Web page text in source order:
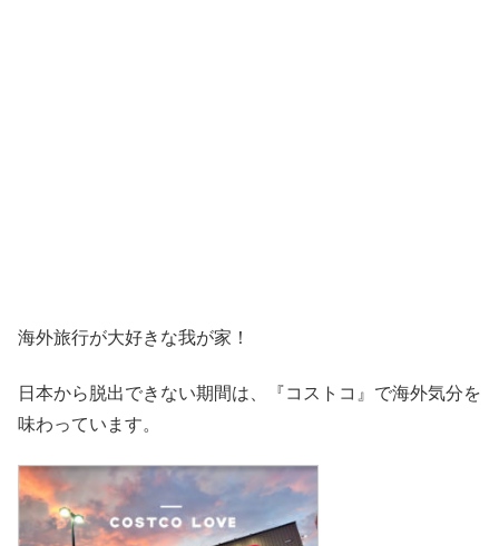
海外旅行が大好きな我が家！
日本から脱出できない期間は、『コストコ』 で海外気分を
味わっています。